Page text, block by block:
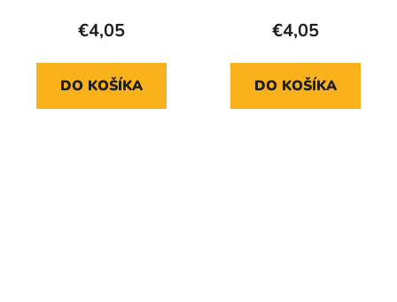
€4,05
DO KOŠÍKA
€4,05
DO KOŠÍKA